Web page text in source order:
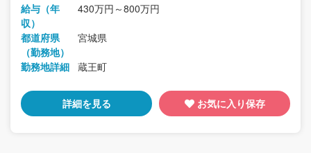
給与（年
収）
430万円～800万円
都道府県
（勤務地）
宮城県
勤務地詳細 蔵王町
詳細を見る お気に入り保存